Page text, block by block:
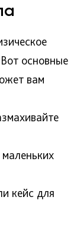
основные
вам
кейс для